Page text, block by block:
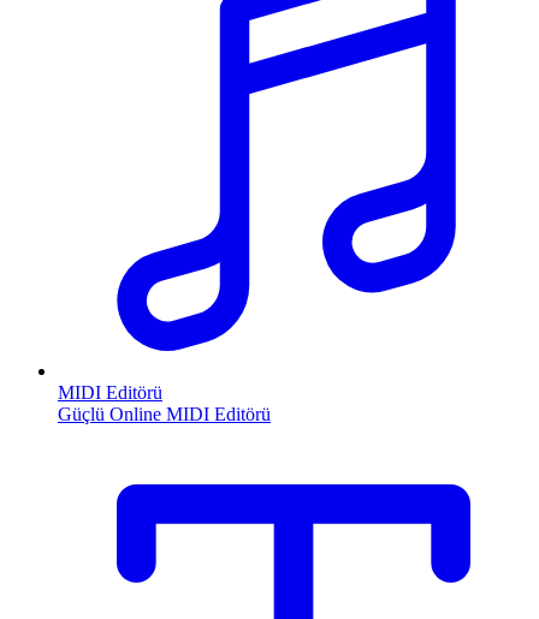
MIDI Editörü
Güçlü Online MIDI Editörü